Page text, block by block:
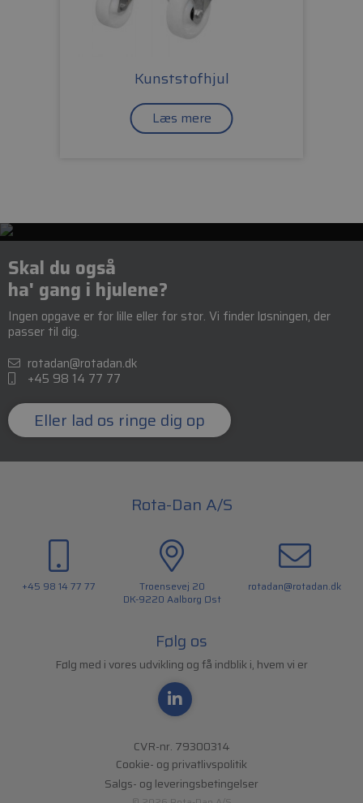
Kunststofhjul
Læs mere
Skal du også
ha' gang i hjulene?
Ingen opgave er for lille eller for stor. Vi finder løsningen, der
passer til dig.
rotadan@rotadan.dk
+45 98 14 77 77
Eller lad os ringe dig op
Rota-Dan A/S
+45 98 14 77 77
Troensevej 20
DK-9220 Aalborg Øst
rotadan@rotadan.dk
Følg os
Følg med i vores udvikling og få indblik i, hvem vi er
CVR-nr. 79300314
Cookie- og privatlivspolitik
Salgs- og leveringsbetingelser